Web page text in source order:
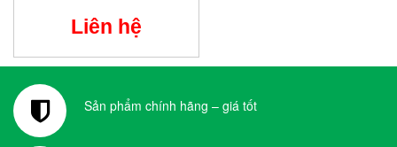
Liên hệ
Sản phẩm chính hãng – giá tốt